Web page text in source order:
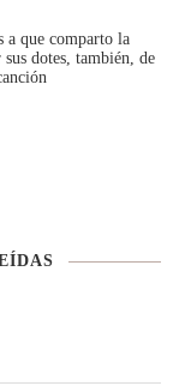
a que comparto la
dotes, también, de